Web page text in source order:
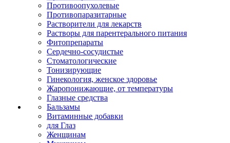
Противоопухолевые
Противопаразитарные
Растворители для лекарств
Растворы для парентерального питания
Фитопрепараты
Сердечно-сосудистые
Стоматологические
Тонизирующие
Гинекология, женское здоровье
Жаропонижающие, от температуры
Глазные средства
Бальзамы
Витаминные добавки
для Глаз
Женщинам